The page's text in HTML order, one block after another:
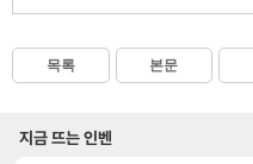
목록 본문
지금 뜨는 인벤